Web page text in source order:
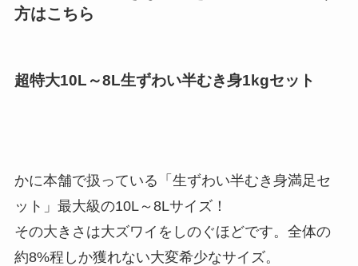
方はこちら
超特大10L～8L生ずわい半むき身1kgセット
かに本舗で扱っている「生ずわい半むき身満足セ
ット」最大級の10L～8Lサイズ！
その大きさは大ズワイをしのぐほどです。全体の
約8%程しか獲れない大変希少なサイズ。